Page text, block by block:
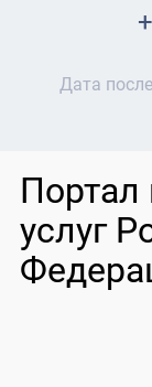
Дата
Портал
услуг